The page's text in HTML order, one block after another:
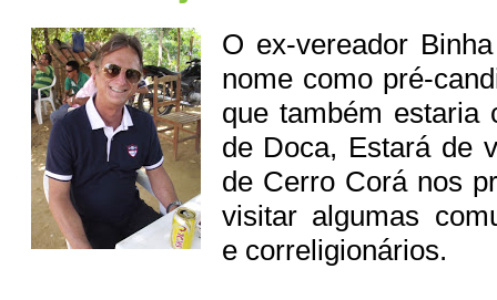
O ex-vereador
nome como pré-
que também estaria
de Doca, Estará de
de Cerro Corá nos
visitar algumas
e correligionários.